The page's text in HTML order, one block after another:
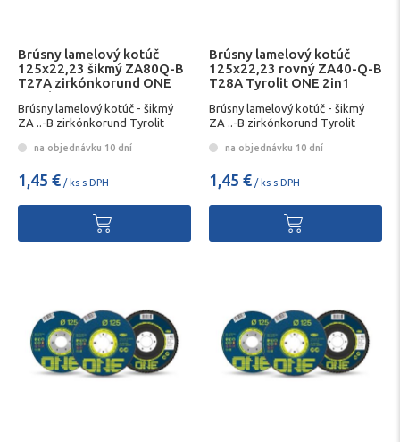
Brúsny lamelový kotúč
125x22,23 šikmý ZA80Q-B
T27A zirkónkorund ONE
Tyrolit 2in1
Brúsny lamelový kotúč - šikmý
ZA ..-B zirkónkorund Tyrolit
na objednávku 10 dní
1,45 € / ks s DPH
Brúsny lamelový kotúč
125x22,23 rovný ZA40-Q-B
T28A Tyrolit ONE 2in1
Brúsny lamelový kotúč - šikmý
ZA ..-B zirkónkorund Tyrolit
na objednávku 10 dní
1,45 € / ks s DPH